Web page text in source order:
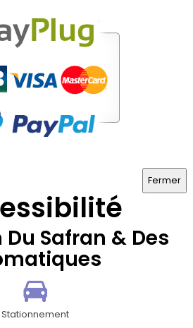
Fermer
Du Safran & Des
Stationnement